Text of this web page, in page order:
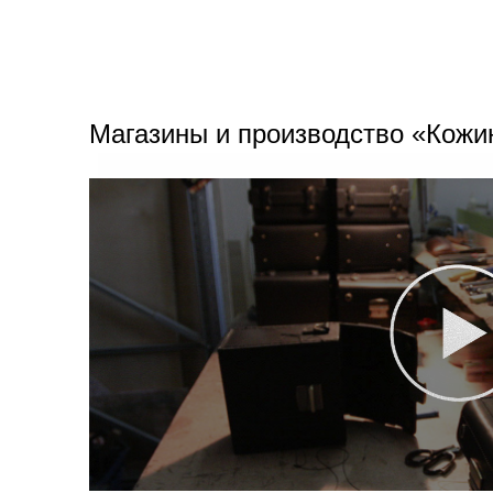
Магазины и производство